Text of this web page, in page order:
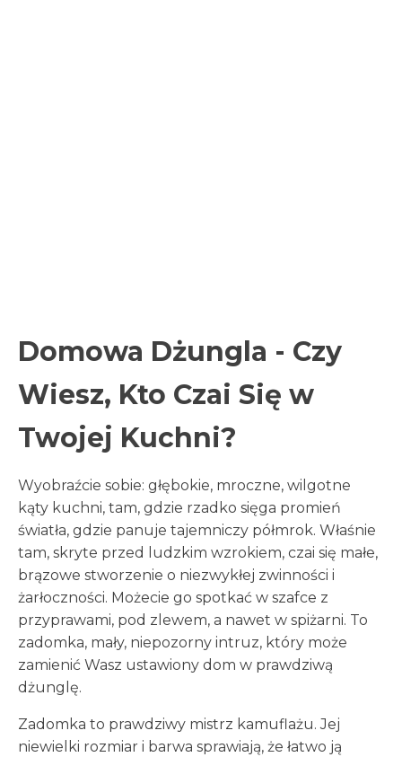
Domowa Dżungla - Czy
Wiesz, Kto Czai Się w
Twojej Kuchni?
Wyobraźcie sobie: głębokie, mroczne, wilgotne
kąty kuchni, tam, gdzie rzadko sięga promień
światła, gdzie panuje tajemniczy półmrok. Właśnie
tam, skryte przed ludzkim wzrokiem, czai się małe,
brązowe stworzenie o niezwykłej zwinności i
żarłoczności. Możecie go spotkać w szafce z
przyprawami, pod zlewem, a nawet w spiżarni. To
zadomka, mały, niepozorny intruz, który może
zamienić Wasz ustawiony dom w prawdziwą
dżunglę.
Zadomka to prawdziwy mistrz kamuflażu. Jej
niewielki rozmiar i barwa sprawiają, że łatwo ją